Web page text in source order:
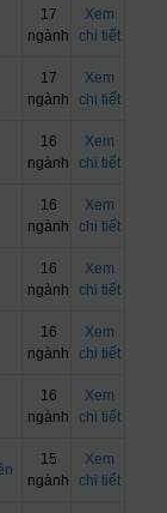
17
ngành
Xem
chi tiết
17
ngành
Xem
chi tiết
16
ngành
Xem
chi tiết
16
ngành
Xem
chi tiết
16
ngành
Xem
chi tiết
16
ngành
Xem
chi tiết
16
ngành
Xem
chi tiết
15
ngành
Xem
chi tiết